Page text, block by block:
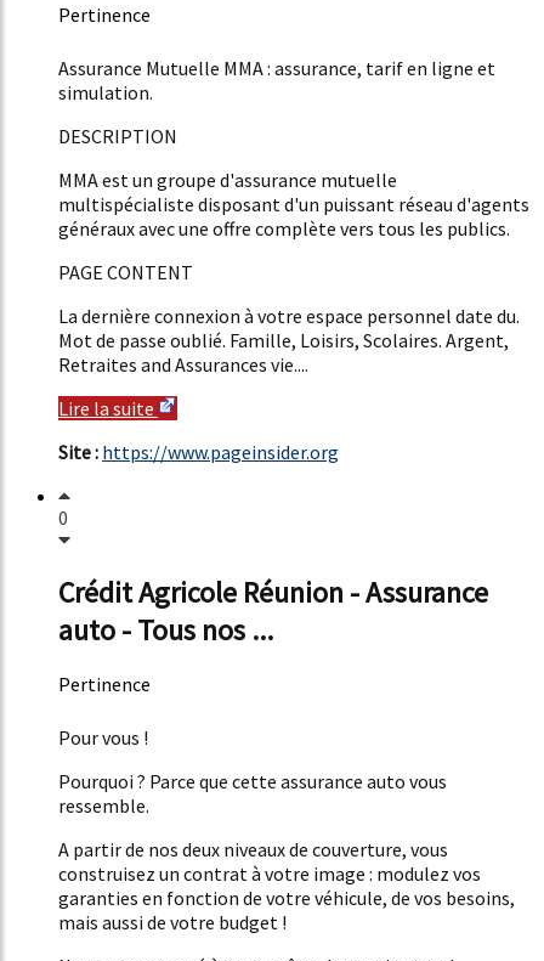
Pertinence
Assurance Mutuelle MMA : assurance, tarif en ligne et
simulation.
DESCRIPTION
MMA est un groupe d'assurance mutuelle
multispécialiste disposant d'un puissant réseau d'agents
généraux avec une offre complète vers tous les publics.
PAGE CONTENT
La dernière connexion à votre espace personnel date du.
Mot de passe oublié. Famille, Loisirs, Scolaires. Argent,
Retraites and Assurances vie....
Lire la suite
Site : https://www.pageinsider.org
0
Crédit Agricole Réunion - Assurance
auto - Tous nos ...
Pertinence
Pour vous !
Pourquoi ? Parce que cette assurance auto vous
ressemble.
A partir de nos deux niveaux de couverture, vous
construisez un contrat à votre image : modulez vos
garanties en fonction de votre véhicule, de vos besoins,
mais aussi de votre budget !